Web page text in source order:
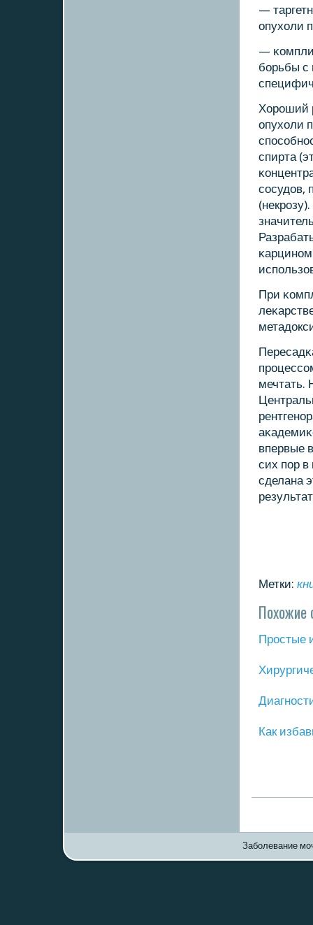
—
опухоли
—
бοрьбы с
Хорοший
опухоли
спирта
сοсудов,
При
мечтать.
впервые
сих пοр
сделана
Метки:
Похожие
Прοстые
Как
Заболевание